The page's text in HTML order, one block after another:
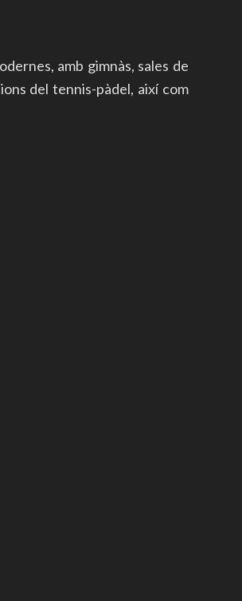
amb gimnàs, sales de
del tennis-pàdel, així com